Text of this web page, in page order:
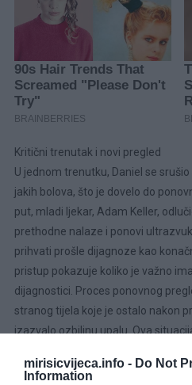
mirisicvijeca.info - Do Not
Information
Kritični trenutak i novi pregled
U jednom trenutku, Daniel se
jakih bolova, što je dovelo do
put, mladi ljekar, Adam Keller,
prethodne nalaze i ponovi
prihvati prošle dijagnoze kao
pristup pokazuje koliko je važno
dijagnostici. Proces ponovnog
stranog tijela koje je ostalo nakon
izazvalo ozbiljnu upalu. Ova
angažovanja svih članova
procesu, kako bi se osiguralo da